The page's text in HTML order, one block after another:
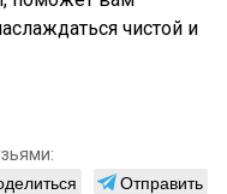
чистой и
Отправить